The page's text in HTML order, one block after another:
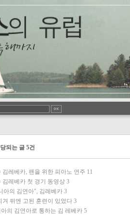
되는 글 5건
김레베카, 팬을 위한 피아노 연주 11
김레베카 첫 경기 동영상 3
아의 김연아", 김레베카 3
겨 뒤엔 고된 훈련이 있었다 3
의 김연아로 통하는 김 레베카 5